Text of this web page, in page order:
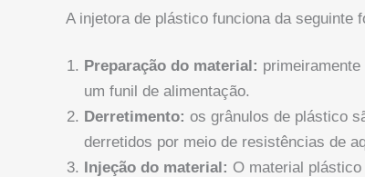
A injetora de plástico funciona da seguinte
Preparação do material:
um funil de alimentação.
Derretimento: os grânulos de plástico
derretidos por meio de resistências de
Injeção do material: O material